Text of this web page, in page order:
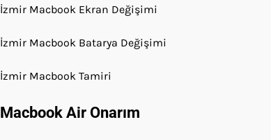
İzmir Macbook Ekran Değişimi
İzmir Macbook Batarya Değişimi
İzmir Macbook Tamiri
Macbook Air Onarım